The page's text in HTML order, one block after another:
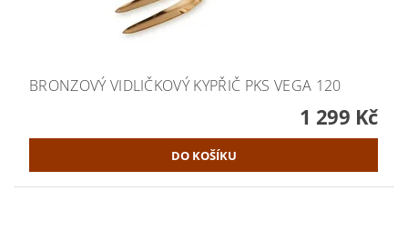
BRONZOVÝ VIDLIČKOVÝ KYPŘIČ PKS VEGA 120
1 299 Kč